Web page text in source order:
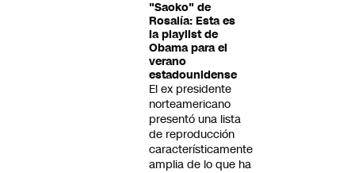
"Saoko" de
Rosalía: Esta es
la playlist de
Obama para el
verano
estadounidense
El ex presidente
norteamericano
presentó una lista
de reproducción
característicamente
amplia de lo que ha